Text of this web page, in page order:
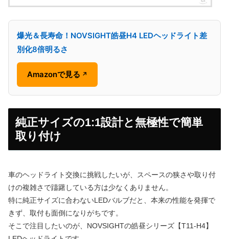
爆光＆長寿命！NOVSIGHT皓昼H4 LEDヘッドライト差
別化8倍明るさ
Amazonで見る ↗
純正サイズの1:1設計と無極性で簡単
取り付け
車のヘッドライト交換に挑戦したいが、スペースの狭さや取り付
けの複雑さで躊躇している方は少なくありません。
特に純正サイズに合わないLEDバルブだと、本来の性能を発揮で
きず、取付も面倒になりがちです。
そこで注目したいのが、NOVSIGHTの皓昼シリーズ【T11-H4】